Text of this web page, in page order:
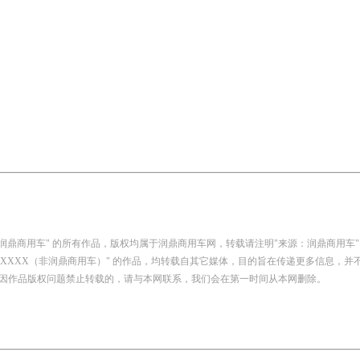
鼎商用车" 的所有作品，版权均属于润鼎商用车网，转载请注明"来源：润鼎商用车"
（非润鼎商用车）" 的作品，均转载自其它媒体，目的旨在传递更多信息，并
作品版权问题禁止转载的，请与本网联系，我们会在第一时间从本网删除。